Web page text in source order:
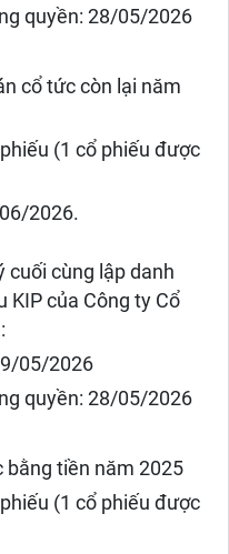
quyền: 28/05/2026
cổ tức còn lại năm
(1 cổ phiếu được
2026.
cuối cùng lập danh
KIP của Công ty Cổ
05/2026
quyền: 28/05/2026
bằng tiền năm 2025
(1 cổ phiếu được